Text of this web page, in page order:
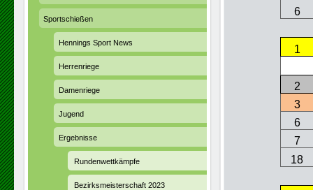
6
1
2
3
6
7
18
Sportschießen
Hennings Sport News
Her­ren­rie­ge
Damenriege
Jugend
Ergebnisse
Rundenwettkämpfe
Bezirksmeisterschaft 2023